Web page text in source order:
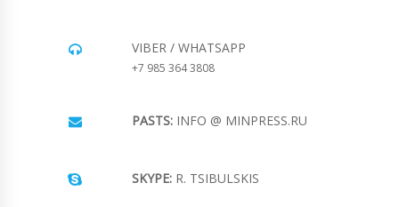
VIBER / WHATSAPP
+7 985 364 3808
PASTS: INFO @ MINPRESS.RU
SKYPE: R. TSIBULSKIS